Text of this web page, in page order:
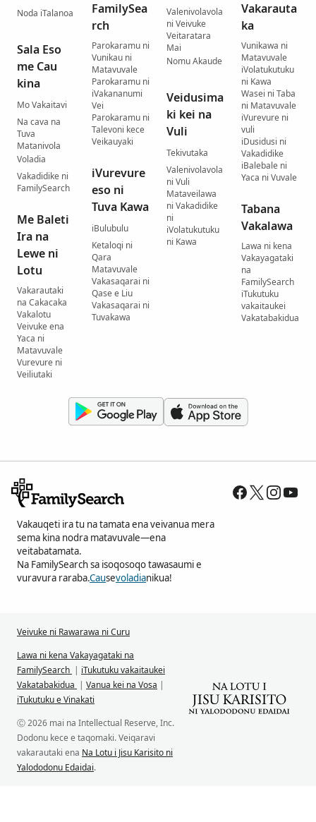
Noda iTalanoa
Sala Eso
me Cau
kina
Mo Vakaitavi
Na cava na
Tuva
Matanivola
Voladia
Vakadidike ni
FamilySearch
Me Baleti
Ira na
Lewe ni
Lotu
Vakarautaki
na Cakacaka
Vakalotu
Veivuke ena
Yaca ni
Matavuvale
Vurevure ni
Veiliutaki
FamilySea
rch
Parokaramu ni
Vunikau ni
Matavuvale
Parokaramu ni
iVakananumi
Vei
Parokaramu ni
Talevoni kece
Veikauyaki
iVurevure
eso ni
Tuva Kawa
iBulubulu
Ketaloqi ni
Qara
Matavuvale
Vakasaqarai ni
Qase e Liu
Vakasaqarai ni
Tuvakawa
Valenivolavola
ni Veivuke
Veitaratara
Mai
Nomu Akaude
Veidusima
ki kei na
Vuli
Tekivutaka
Valenivolavola
ni Vuli
Mataveilawa
ni Vakadidike
ni
iVolatukutuku
ni Kawa
Vakarauta
ka
Vunikawa ni
Matavuvale
iVolatukutuku
ni Kawa
Wasei ni Taba
ni Matavuvale
iVurevure ni
vuli
iDusidusi ni
Vakadidike
iBalebale ni
Yaca ni Vuvale
Tabana
Vakalawa
Lawa ni kena
Vakayagataki
na
FamilySearch
iTukutuku
vakaitaukei
Vakatabakidua
Vakauqeti ira tu na tamata ena veivanua mera
sema kina nodra matavuvale—ena
veitabatamata.
Na FamilySearch sa isoqosoqo tawasaumi e
vuravura raraba.Causevoladianikua!
Veivuke ni Rawarawa ni Curu
Lawa ni kena Vakayagataki na
FamilySearch | iTukutuku vakaitaukei
Vakatabakidua | Vanua kei na Vosa |
iTukutuku e Vinakati
Ⓒ 2026 mai na Intellectual Reserve, Inc.
Dodonu kece e taqomaki. Veiqaravi
vakarautaki ena Na Lotu i Jisu Karisito ni
Yalododonu Edaidai.